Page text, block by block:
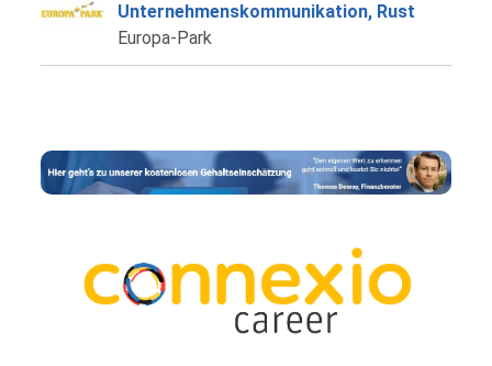
Unternehmenskommunikation, Rust
Europa-Park